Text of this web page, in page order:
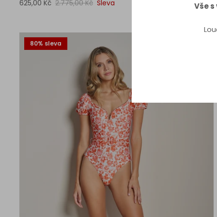
625,00 Kč 2.775,00 Kč Sleva
80% sleva
Vše